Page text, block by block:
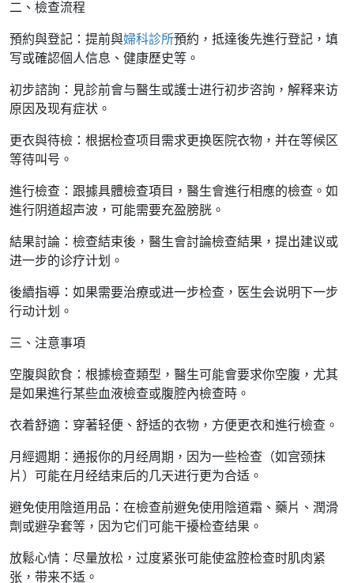
二、檢查流程
預約與登記：提前與婦科診所預約，抵達後先進行登記，填
写或確認個人信息、健康歷史等。
初步諮詢：見診前會与醫生或護士进行初步咨詢，解释来访
原因及现有症状。
更衣與待檢：根据检查项目需求更换医院衣物，并在等候区
等待叫号。
進行檢查：跟據具體檢查項目，醫生會進行相應的檢查。如
進行阴道超声波，可能需要充盈膀胱。
結果討論：檢查結束後，醫生會討論檢查結果，提出建议或
进一步的诊疗计划。
後續指導：如果需要治療或进一步检查，医生会说明下一步
行动计划。
三、注意事項
空腹與飲食：根據檢查類型，醫生可能會要求你空腹，尤其
是如果進行某些血液檢查或腹腔內檢查時。
衣着舒適：穿著轻便、舒适的衣物，方便更衣和進行檢查。
月經週期：通报你的月经周期，因为一些检查（如宫颈抹
片）可能在月经结束后的几天进行更为合适。
避免使用陰道用品：在檢查前避免使用陰道霜、藥片、潤滑
劑或避孕套等，因为它们可能干擾检查结果。
放鬆心情：尽量放松，过度紧张可能使盆腔检查时肌肉紧
张，带来不适。